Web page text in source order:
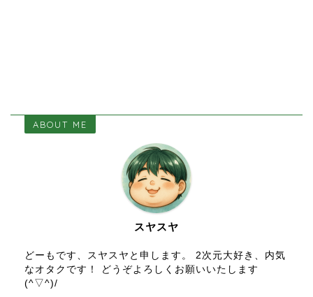
ABOUT ME
スヤスヤ
どーもです、スヤスヤと申します。 2次元大好き、内気
なオタクです！ どうぞよろしくお願いいたします
(^▽^)/